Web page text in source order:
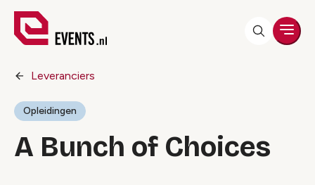
Leveranciers
Opleidingen
A Bunch of Choices